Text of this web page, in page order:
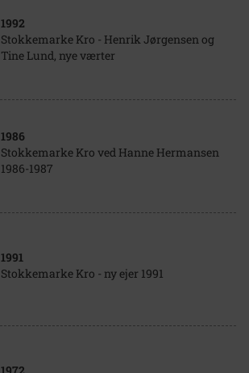
1992
Stokkemarke Kro - Henrik Jørgensen og
Tine Lund, nye værter
1986
Stokkemarke Kro ved Hanne Hermansen
1986-1987
1991
Stokkemarke Kro - ny ejer 1991